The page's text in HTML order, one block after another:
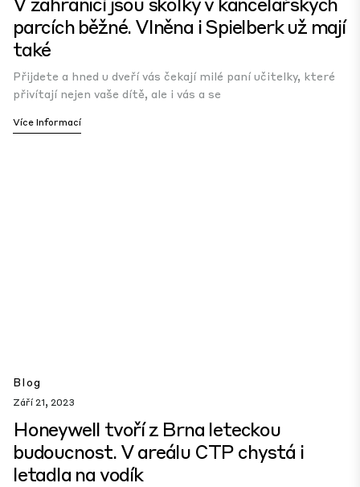
parcích běžné. Vlněna i Spielberk už mají
také
Přijdete a hned u dveří vás čekají milé paní učitelky, které
přivítají nejen vaše dítě, ale i vás a se
Více Informací
Blog
Září 21, 2023
Honeywell tvoří z Brna leteckou
budoucnost. V areálu CTP chystá i
letadla na vodík